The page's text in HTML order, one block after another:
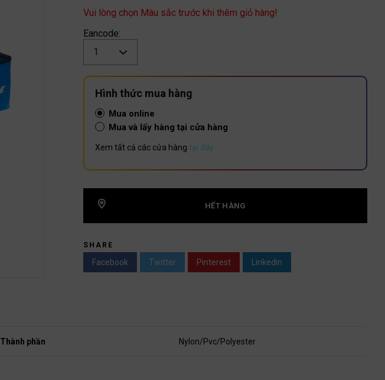
Vui lòng chọn Màu sắc trước khi thêm giỏ hàng!
Eancode:
Số
lượng
Hình thức mua hàng
Mua online
Mua và lấy hàng tại cửa hàng
Xem tất cả các cửa hàngtại đây
HẾT HÀNG
SHARE
Facebook Twitter Pinterest Linkedin
Thành phần Nylon/Pvc/Polyester